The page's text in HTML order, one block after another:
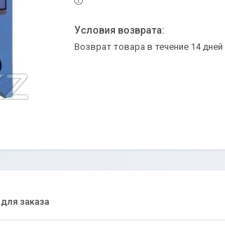
возврат товара в течение 14 дней
заказа